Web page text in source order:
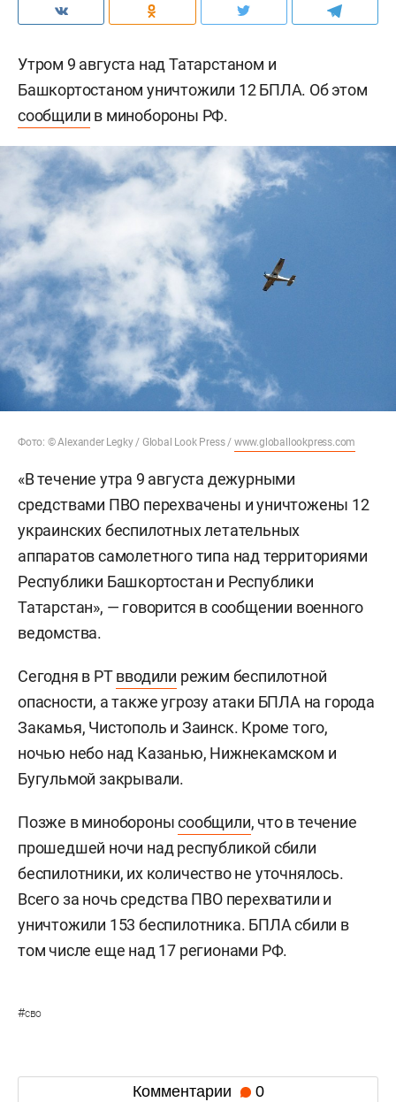
Утром 9 августа над Татарстаном и
Башкортостаном уничтожили 12 БПЛА. Об этом
сообщили в минобороны РФ.
Фото: © Alexander Legky / Global Look Press / www.globallookpress.com
«В течение утра 9 августа дежурными
средствами ПВО перехвачены и уничтожены 12
украинских беспилотных летательных
аппаратов самолетного типа над территориями
Республики Башкортостан и Республики
Татарстан», — говорится в сообщении военного
ведомства.
Сегодня в РТвводили режим беспилотной
опасности, а также угрозу атаки БПЛА на города
Закамья, Чистополь и Заинск. Кроме того,
ночью небо над Казанью, Нижнекамском и
Бугульмой закрывали.
Позже в миноборонысообщили, что в течение
прошедшей ночи над республикой сбили
беспилотники, их количество не уточнялось.
Всего за ночь средства ПВО перехватили и
уничтожили 153 беспилотника. БПЛА сбили в
том числе еще над 17 регионами РФ.
#сво
Комментарии 0